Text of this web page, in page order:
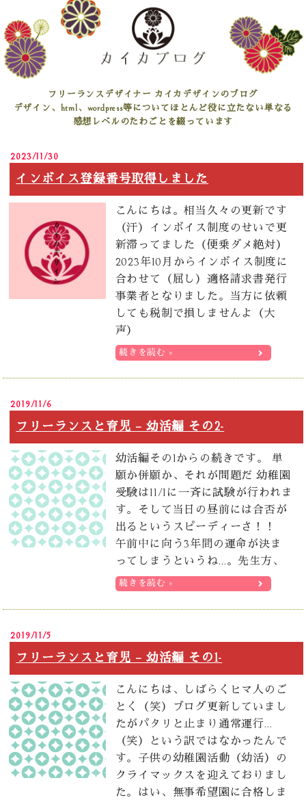
フリーランスデザイナー カイカデザインのブログ
デザイン、html、wordpress等についてほとんど役に立たない単なる
感想レベルのたわごとを綴っています
2023/11/30
インボイス登録番号取得しました
こんにちは。相当久々の更新です
（汗）インボイス制度のせいで更
新滞ってました（便乗ダメ絶対）
2023年10月からインボイス制度に
合わせて（屈し）適格請求書発行
事業者となりました。当方に依頼
しても税制で損しませんよ（大
声）
続きを読む »
2019/11/6
フリーランスと育児 – 幼活編 その2-
幼活編その1からの続きです。 単
願か併願か、それが問題だ 幼稚園
受験は11/1に一斉に試験が行われま
す。そして当日の昼前には合否が
出るというスピーディーさ！！
午前中に向う3年間の運命が決ま
ってしまうというね…。先生方、
続きを読む »
2019/11/5
フリーランスと育児 – 幼活編 その1-
こんにちは、しばらくヒマ人のご
とく（笑）ブログ更新していまし
たがパタリと止まり通常運行…
（笑）という訳ではなかったんで
す。子供の幼稚園活動（幼活）の
クライマックスを迎えておりまし
た。はい、無事希望園に合格しま